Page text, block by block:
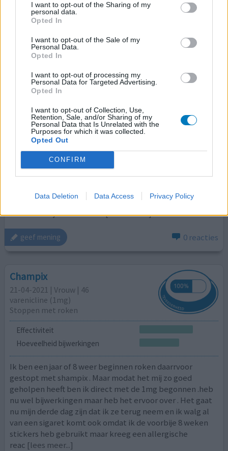
I want to opt-out of the Sharing of my
personal data.
Opted In
I want to opt-out of the Sale of my
Personal Data.
Opted In
I want to opt-out of processing my
Personal Data for Targeted Advertising.
Opted In
I want to opt-out of Collection, Use,
Retention, Sale, and/or Sharing of my
Personal Data that Is Unrelated with the
Purposes for which it was collected.
Opted Out
CONFIRM
Data Deletion Data Access Privacy Policy
geef mening 0 reacties
Champix
29-04-2021 | Man | 23
Stoppen met roken
Hoeveelheid bijwerkingen
Via POH een stoppen met roken gesprek aangevraagd en
Champix voorgeschreven gekregen. Veel negatieve
verhalen gehoord over dit middel en de bijwerkingen
hiervan. De eerste twee weken van de kuur naast
champix gerookt en stopdatum uitgekozen. De
stopdatum niet kunnen halen omdat na een aantal dagen
de sigarettenrook dermate misselijkmakend werd dat
het makkelijk was om de s[lees meer...]
geef mening 0 reacties
Champix
21-04-2021 | Vrouw | 46
varenicline (1mg)
Stoppen met roken
Effectiviteit
Hoeveelheid bijwerkingen
Ik ben een jaar of 8 weer beginnen roken daarrvoor
gestopt met shampix . Maar modat het mij zo goed
geholpen heeft ben ik direct met de 1mg begonnen .heb
nu wel bijwerkingen maar heb het ervoor over . Het gaat
nu mijn derde dag zijn dat ik ze terug neem en ik walg al
van een sigaret komt ook omdat ik de voorbije 8 weken
stickers heb gebruikt maar kreeg een allergische
reac [lees meer...]